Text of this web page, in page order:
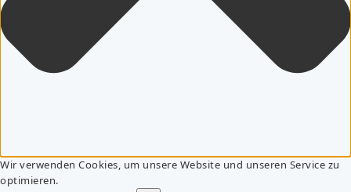
Wir verwenden Cookies, um unsere Website und unseren Service zu
optimieren.